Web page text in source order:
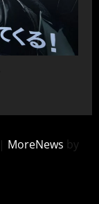
| MoreNews by